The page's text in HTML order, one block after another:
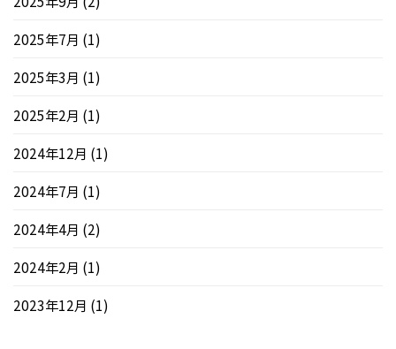
2025年7月 (1)
2025年3月 (1)
2025年2月 (1)
2024年12月 (1)
2024年7月 (1)
2024年4月 (2)
2024年2月 (1)
2023年12月 (1)